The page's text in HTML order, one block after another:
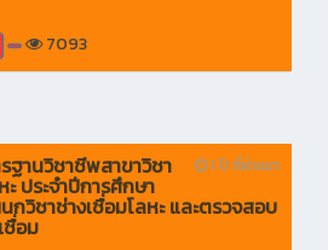
7093
1 ปี ที่ผ่านมา
านวิชาชีพสาขาวิชา
ะ ประจำปีการศึกษา
วิชาช่างเชื่อมโลหะ และตรวจสอบ
ชื่อม